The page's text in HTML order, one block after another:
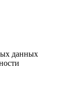
данных